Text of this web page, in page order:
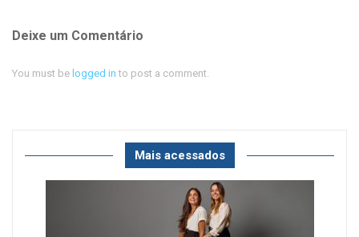
Deixe um Comentário
You must be logged in to post a comment.
Mais acessados